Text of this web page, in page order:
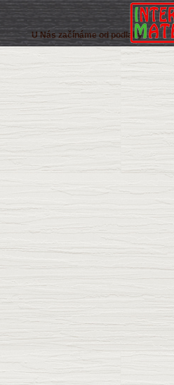
U Nás začínáme od podlahy